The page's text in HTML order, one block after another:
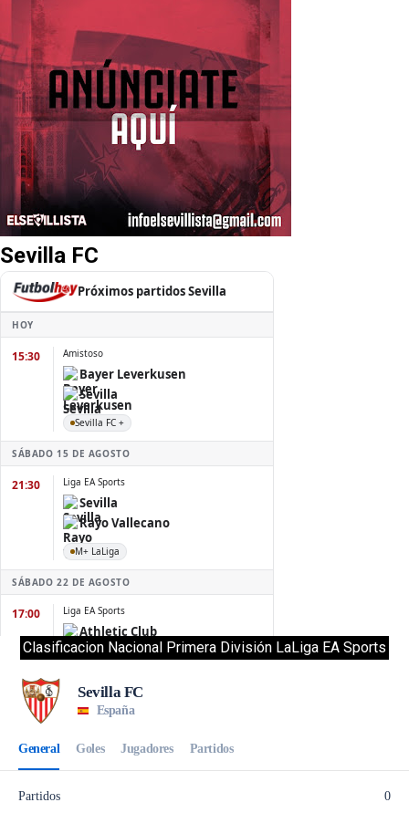
Sevilla FC
Clasificacion Nacional Primera División LaLiga EA Sports